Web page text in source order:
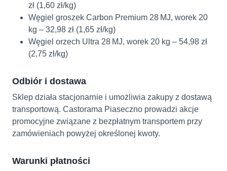
zł (1,60 zł/kg)
Węgiel groszek Carbon Premium 28 MJ, worek 20
kg – 32,98 zł (1,65 zł/kg)
Węgiel orzech Ultra 28 MJ, worek 20 kg – 54,98 zł
(2,75 zł/kg)
Odbiór i dostawa
Sklep działa stacjonarnie i umożliwia zakupy z dostawą
transportową. Castorama Piaseczno prowadzi akcje
promocyjne związane z bezpłatnym transportem przy
zamówieniach powyżej określonej kwoty.
Warunki płatności